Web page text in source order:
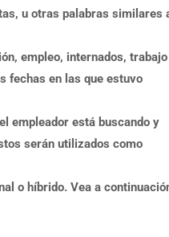
u otras palabras similares
empleo, internados, trabajo
fechas en las que estuvo
empleador está buscando y
serán utilizados como
o híbrido. Vea a